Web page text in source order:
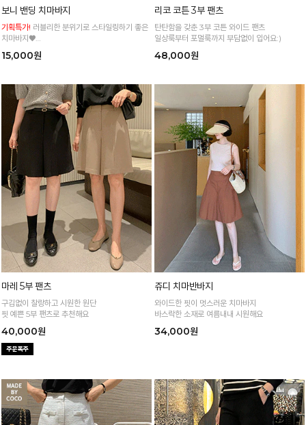
보니 밴딩 치마바지
기획특가! 러블리한 분위기로 스타일링하기 좋은
치마바지♥
유치하지 않고 편안한 디자인으로 포인트주기 좋
아요
15,000원
리코 코튼 3부 팬츠
탄탄함을 갖춘 3부 코튼 와이드 팬츠
일상룩부터 포멀룩까지 부담없이 입어요:)
48,000원
마레 5부 팬츠
구김없이 찰랑하고 시원한 원단
핏 예쁜 5부 팬츠로 추천해요
40,000원
쥬디 치마반바지
와이드한 핏이 멋스러운 치마바지
바스락한 소재로 여름내내 시원해요
34,000원